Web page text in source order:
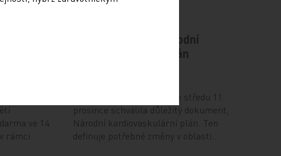
ve 14
rámci
Vláda schválila Národní
kardiovaskulární plán
Vláda na svém zasedání ve středu 11.
prosince schválila důležitý dokument,
Národní kardiovaskulární plán. Ten
definuje potřebné změny v oblasti…